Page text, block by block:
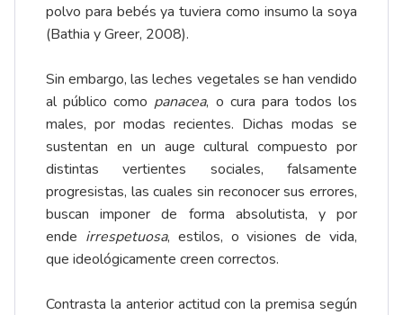
polvo para bebés ya tuviera como insumo la soya
(Bathia y Greer, 2008).
Sin embargo, las leches vegetales se han vendido
al público como panacea, o cura para todos los
males, por modas recientes. Dichas modas se
sustentan en un auge cultural compuesto por
distintas vertientes sociales, falsamente
progresistas, las cuales sin reconocer sus errores,
buscan imponer de forma absolutista, y por
ende irrespetuosa, estilos, o visiones de vida,
que ideológicamente creen correctos.
Contrasta la anterior actitud con la premisa según